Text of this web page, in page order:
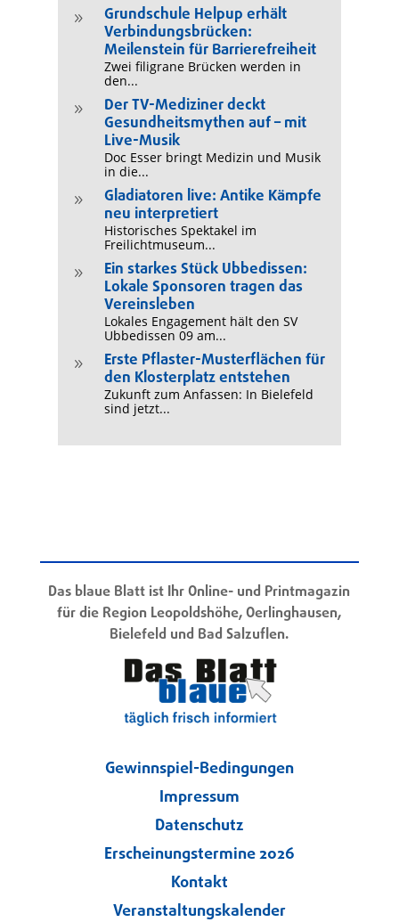
9
Grundschule Helpup erhält
Verbindungsbrücken:
Meilenstein für Barrierefreiheit
Zwei filigrane Brücken werden in
den...
9
Der TV-Mediziner deckt
Gesundheitsmythen auf – mit
Live-Musik
Doc Esser bringt Medizin und Musik
in die...
9
Gladiatoren live: Antike Kämpfe
neu interpretiert
Historisches Spektakel im
Freilichtmuseum...
9
Ein starkes Stück Ubbedissen:
Lokale Sponsoren tragen das
Vereinsleben
Lokales Engagement hält den SV
Ubbedissen 09 am...
9
Erste Pflaster-Musterflächen für
den Klosterplatz entstehen
Zukunft zum Anfassen: In Bielefeld
sind jetzt...
Das blaue Blatt ist Ihr Online- und Printmagazin
für die Region Leopoldshöhe, Oerlinghausen,
Bielefeld und Bad Salzuflen.
Gewinnspiel-Bedingungen
Impressum
Datenschutz
Erscheinungstermine 2026
Kontakt
Veranstaltungskalender